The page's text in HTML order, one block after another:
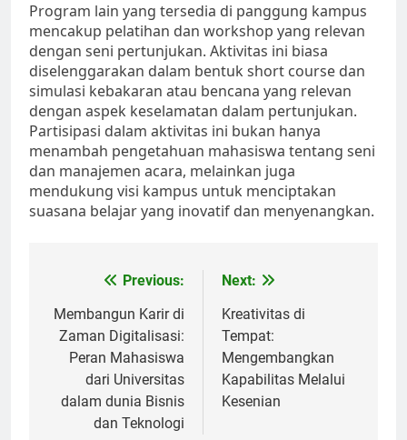
Program lain yang tersedia di panggung kampus
mencakup pelatihan dan workshop yang relevan
dengan seni pertunjukan. Aktivitas ini biasa
diselenggarakan dalam bentuk short course dan
simulasi kebakaran atau bencana yang relevan
dengan aspek keselamatan dalam pertunjukan.
Partisipasi dalam aktivitas ini bukan hanya
menambah pengetahuan mahasiswa tentang seni
dan manajemen acara, melainkan juga
mendukung visi kampus untuk menciptakan
suasana belajar yang inovatif dan menyenangkan.
navigation
Previous:
Membangun Karir di
Zaman Digitalisasi:
Peran Mahasiswa
dari Universitas
dalam dunia Bisnis
dan Teknologi
Next:
Kreativitas di
Tempat:
Mengembangkan
Kapabilitas Melalui
Kesenian